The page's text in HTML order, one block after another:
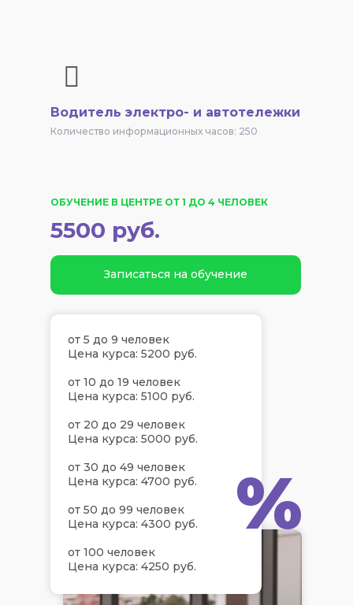
Водитель электро- и автотележки
Количество информационных часов: 250
Записаться на обучение
ОБУЧЕНИЕ В ЦЕНТРЕ ОТ 1 ДО 4 ЧЕЛОВЕК
5500 руб.
от 5 до 9 человек
Цена курса: 5200 руб.
от 10 до 19 человек
Цена курса: 5100 руб.
от 20 до 29 человек
Цена курса: 5000 руб.
от 30 до 49 человек
Цена курса: 4700 руб.
от 50 до 99 человек
Цена курса: 4300 руб.
от 100 человек
Цена курса: 4250 руб.
%